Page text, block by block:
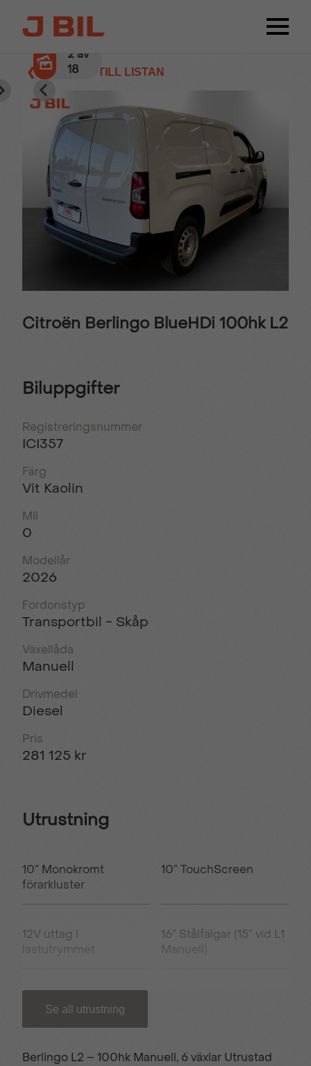
❮ TILLBAKA TILL LISTAN
2av
18
Citroën Berlingo BlueHDi 100hk L2
Biluppgifter
Registreringsnummer
ICI357
Färg
Vit Kaolin
Mil
0
Modellår
2026
Fordonstyp
Transportbil - Skåp
Växellåda
Manuell
Drivmedel
Diesel
Pris
281 125 kr
Utrustning
10” Monokromt
förarkluster
10” TouchScreen
12V uttag i
lastutrymmet
16” Stålfälgar (15” vid L1
Manuell)
bakdörrar
Se all utrustning
Berlingo L2 – 100hk Manuell, 6 växlar Utrustad